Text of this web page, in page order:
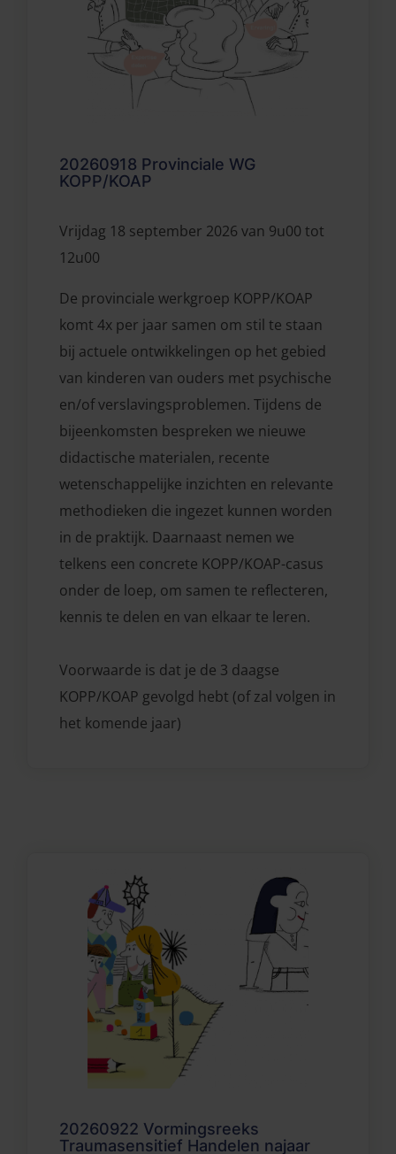
20260918 Provinciale WG
KOPP/KOAP
De provinciale werkgroep KOPP/KOAP
komt 4x per jaar samen om stil te staan
bij actuele ontwikkelingen op het gebied
van kinderen van ouders met psychische
en/of verslavingsproblemen. Tijdens de
bijeenkomsten bespreken we nieuwe
didactische materialen, recente
wetenschappelijke inzichten en relevante
methodieken die ingezet kunnen worden
in de praktijk. Daarnaast nemen we
telkens een concrete KOPP/KOAP-casus
onder de loep, om samen te reflecteren,
kennis te delen en van elkaar te leren.
Voorwaarde is dat je de 3 daagse
KOPP/KOAP gevolgd hebt (of zal volgen in
het komende jaar)
Vrijdag 18 september 2026 van 9u00 tot
12u00
20260922 Vormingsreeks
Traumasensitief Handelen najaar